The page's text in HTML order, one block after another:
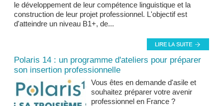
le développement de leur compétence linguistique et la
construction de leur projet professionnel. L'objectif est
d'atteindre un niveau B1+, de...
Polaris 14 : un programme d'ateliers pour préparer
son insertion professionnelle
Vous êtes en demande d'asile et
souhaitez préparer votre avenir
professionnel en France ?